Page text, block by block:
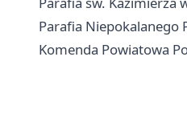
Parafia Niepokalanego
Komenda Powiatowa